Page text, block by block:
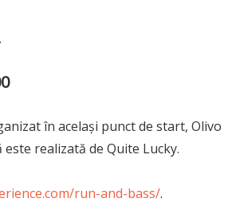
în același punct de start, Olivo
realizată de Quite Lucky.
run-and-bass/.